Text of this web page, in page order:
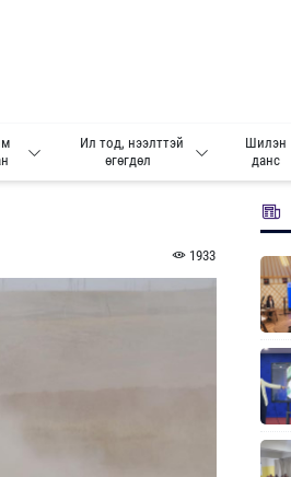
Ил тод, нээлттэй
өгөгдөл
Шилэн
данс
1933